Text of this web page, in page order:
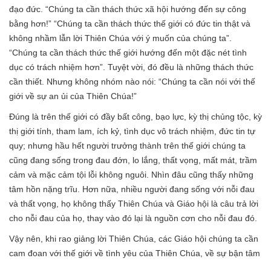
đạo đức. “Chúng ta cần thách thức xã hội hướng đến sự công
bằng hơn!” “Chúng ta cần thách thức thế giới có đức tin thật và
không nhầm lẫn lời Thiên Chúa với ý muốn của chúng ta”.
“Chúng ta cần thách thức thế giới hướng đến một đặc nét tình
dục có trách nhiệm hơn”. Tuyệt vời, đó đều là những thách thức
cần thiết. Nhưng không nhóm nào nói: “Chúng ta cần nói với thế
giới về sự an ủi của Thiên Chúa!”
Đúng là trên thế giới có đầy bất công, bạo lực, kỳ thị chủng tộc, kỳ
thị giới tính, tham lam, ích kỷ, tình dục vô trách nhiệm, đức tin tự
quy; nhưng hầu hết người trưởng thành trên thế giới chúng ta
cũng đang sống trong đau đớn, lo lắng, thất vọng, mất mát, trầm
cảm và mặc cảm tội lỗi không nguôi. Nhìn đâu cũng thấy những
tâm hồn nặng trĩu. Hơn nữa, nhiều người đang sống với nỗi đau
và thất vọng, họ không thấy Thiên Chúa và Giáo hội là câu trả lời
cho nỗi đau của họ, thay vào đó lại là nguồn cơn cho nỗi đau đó.
Vậy nên, khi rao giảng lời Thiên Chúa, các Giáo hội chúng ta cần
cam đoan với thế giới về tình yêu của Thiên Chúa, về sự bận tâm